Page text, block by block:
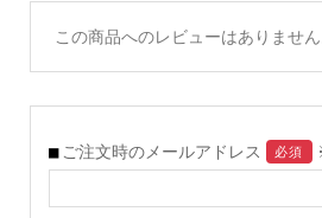
この商品へのレビューはありません
ご注文時のメールアドレス 必須